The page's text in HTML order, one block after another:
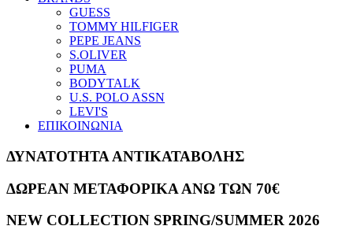
GUESS
TOMMY HILFIGER
PEPE JEANS
S.OLIVER
PUMA
BODYTALK
U.S. POLO ASSN
LEVI'S
ΕΠΙΚΟΙΝΩΝΙΑ
ΔΥΝΑΤΟΤΗΤΑ ΑΝΤΙΚΑΤΑΒΟΛΗΣ
ΔΩΡΕΑΝ ΜΕΤΑΦΟΡΙΚΑ ΑΝΩ ΤΩΝ 70€
NEW COLLECTION SPRING/SUMMER 2026